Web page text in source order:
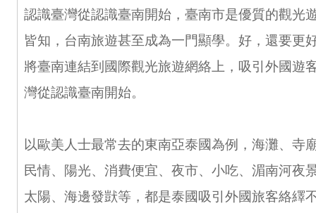
認識臺灣從認識臺南開始，臺南市是優質的觀光
皆知，台南旅遊甚至成為一門顯學。好，還要更
將臺南連結到國際觀光旅遊網絡上，吸引外國遊
灣從認識臺南開始。
以歐美人士最常去的東南亞泰國為例，海灘、寺
民情、陽光、消費便宜、夜市、小吃、湄南河夜
太陽、海邊發獃等，都是泰國吸引外國旅客絡繹